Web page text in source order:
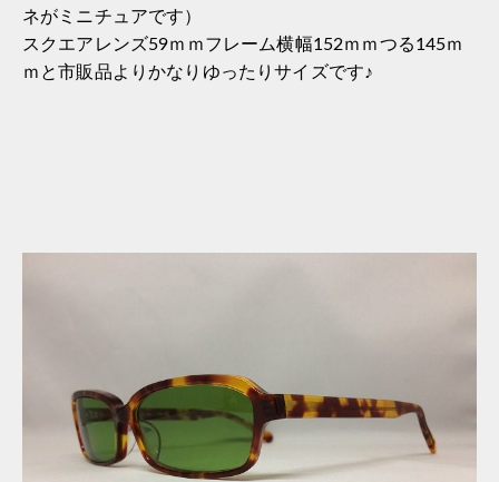
ネがミニチュアです）
スクエアレンズ59ｍｍフレーム横幅152ｍｍつる145ｍ
ｍと市販品よりかなりゆったりサイズです♪